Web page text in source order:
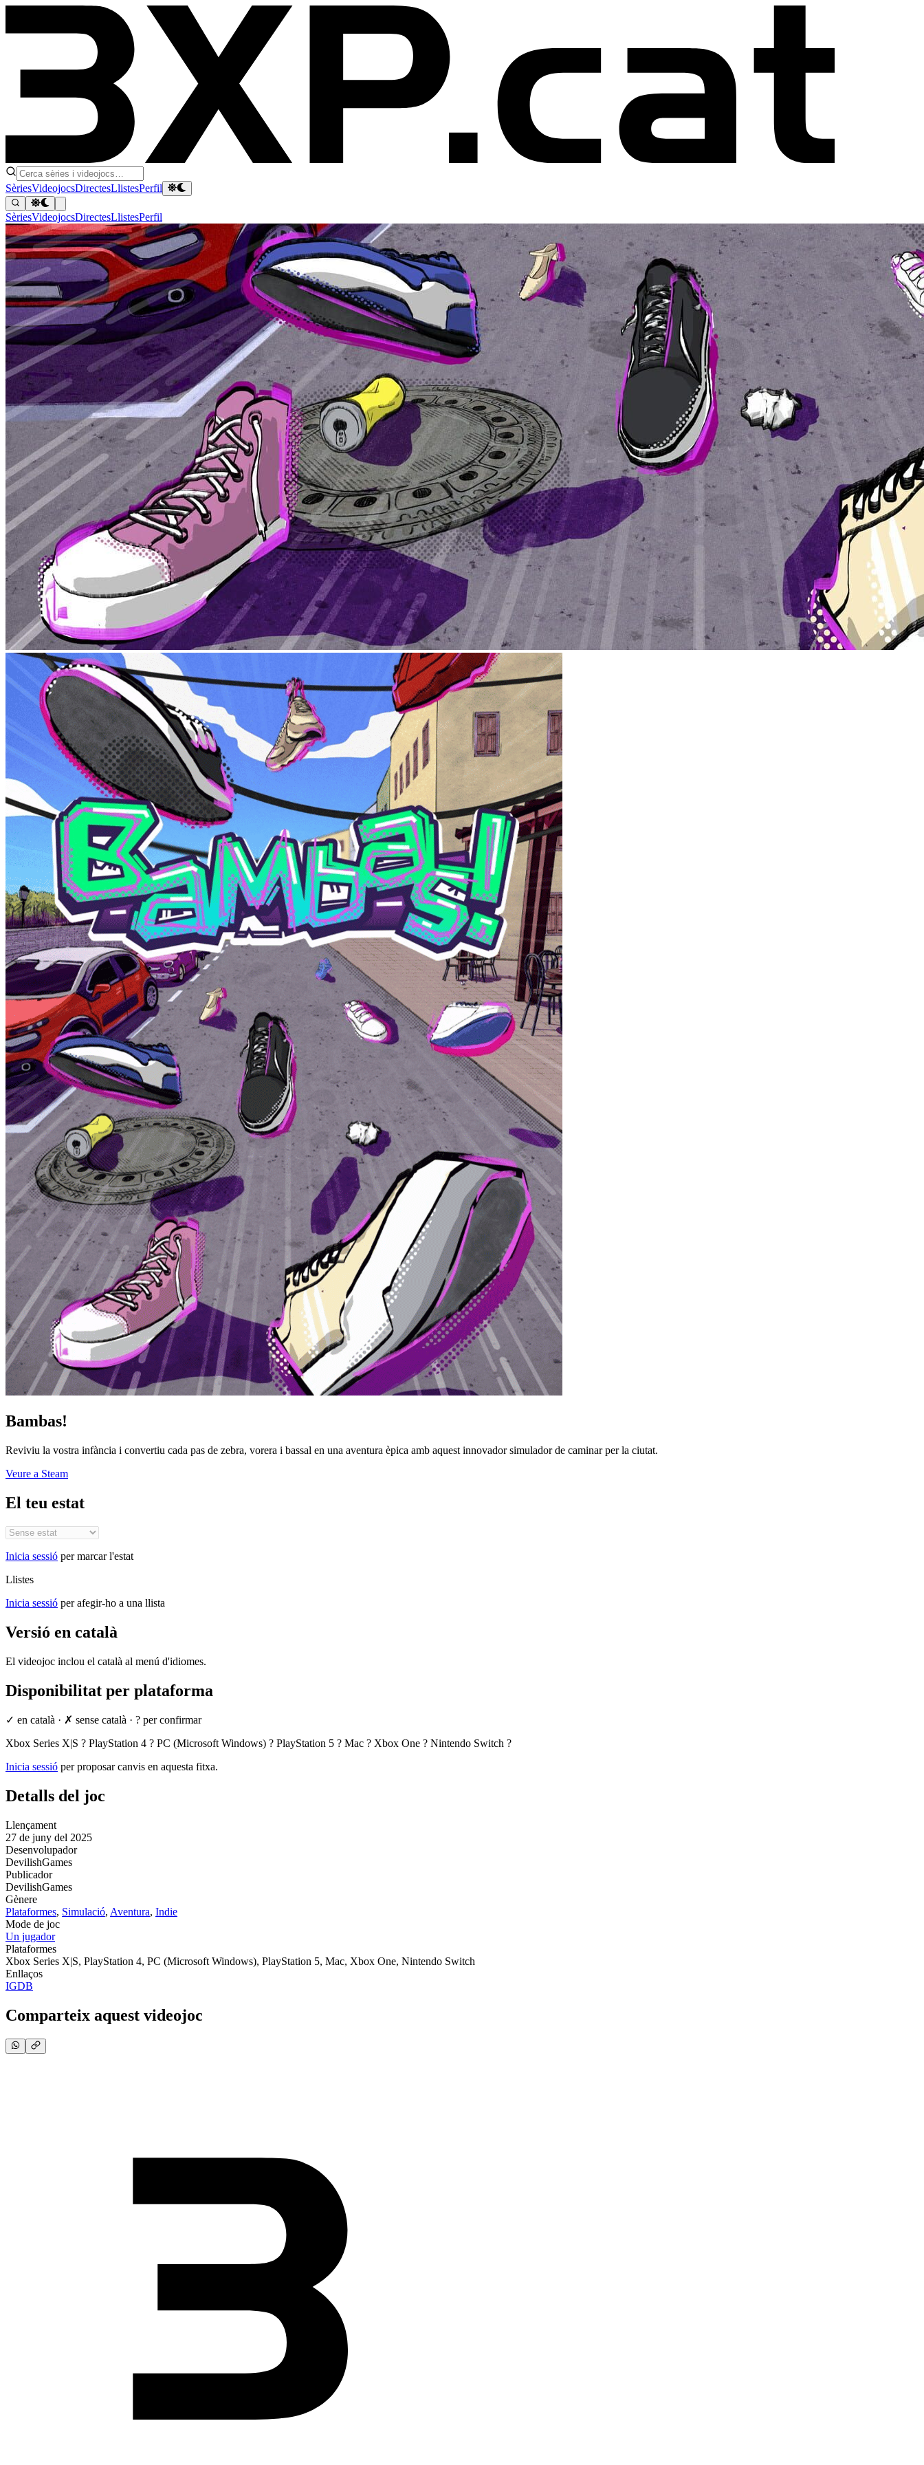
SèriesVideojocsDirectesLlistesPerfil
SèriesVideojocsDirectesLlistesPerfil
Bambas!
Reviviu la vostra infància i convertiu cada pas de zebra, vorera i bassal en una aventura èpica amb aquest innovador simulador de caminar per la ciutat.
Veure a Steam
El teu estat
Inicia sessió per marcar l'estat
Llistes
Inicia sessió per afegir-ho a una llista
Versió en català
El videojoc inclou el català al menú d'idiomes.
Disponibilitat per plataforma
✓ en català · ✗ sense català · ? per confirmar
Xbox Series X|S ? PlayStation 4 ? PC (Microsoft Windows) ? PlayStation 5 ? Mac ? Xbox One ? Nintendo Switch ?
Inicia sessió per proposar canvis en aquesta fitxa.
Detalls del joc
Llençament
27 de juny del 2025
Desenvolupador
DevilishGames
Publicador
DevilishGames
Gènere
Plataformes, Simulació, Aventura, Indie
Mode de joc
Un jugador
Plataformes
Xbox Series X|S, PlayStation 4, PC (Microsoft Windows), PlayStation 5, Mac, Xbox One, Nintendo Switch
Enllaços
IGDB
Comparteix aquest videojoc